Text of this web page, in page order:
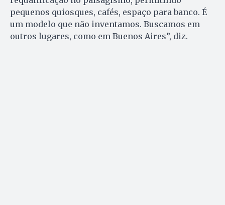
pequenos quiosques, cafés, espaço para banco. É
um modelo que não inventamos. Buscamos em
outros lugares, como em Buenos Aires”, diz.